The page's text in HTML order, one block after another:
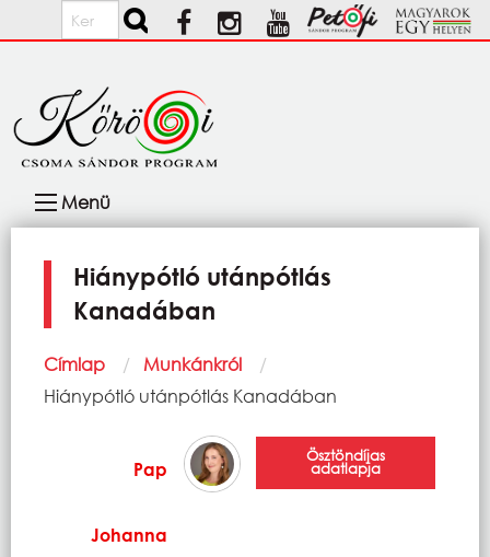
Ugrás a tartalomra
Keresés
navigáció
Menü
Hiánypótló utánpótlás
Kanadában
Morzsa
Címlap
Munkánkról
Current:
Hiánypótló utánpótlás Kanadában
Pap
Johanna
Ösztöndíjas
adatlapja